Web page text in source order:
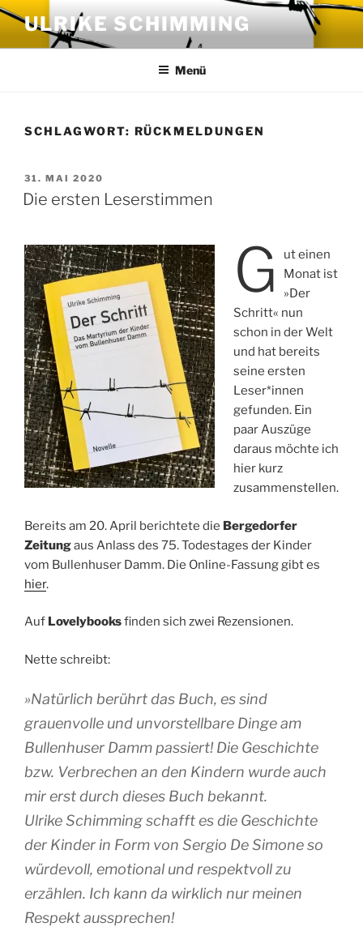
Zum
Inhalt
springen
ULRIKE SCHIMMING
Menü
SCHLAGWORT: RÜCKMELDUNGEN
VERÖFFENTLICHT
AM
31. MAI 2020
Die ersten Leserstimmen
G
ut einen
Monat ist
»Der
Schritt« nun
schon in der Welt
und hat bereits
seine ersten
Leser*innen
gefunden. Ein
paar Auszüge
daraus möchte ich
hier kurz
zusammenstellen.
Bereits am 20. April berichtete die Bergedorfer
Zeitungaus Anlass des 75. Todestages der Kinder
vom Bullenhuser Damm. Die Online-Fassung gibt es
hier.
Auf Lovelybooksfinden sich zwei Rezensionen.
Nette schreibt:
»Natürlich berührt das Buch, es sind
grauenvolle und unvorstellbare Dinge am
Bullenhuser Damm passiert! Die Geschichte
bzw. Verbrechen an den Kindern wurde auch
mir erst durch dieses Buch bekannt.
Ulrike Schimming schafft es die Geschichte
der Kinder in Form von Sergio De Simone so
würdevoll, emotional und respektvoll zu
erzählen. Ich kann da wirklich nur meinen
Respekt aussprechen!